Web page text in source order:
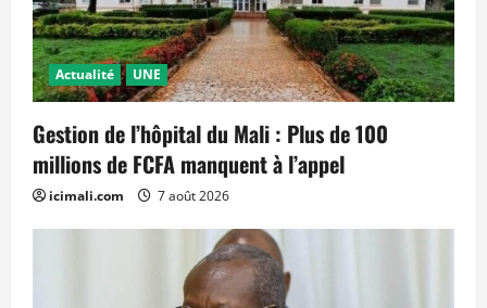
Actualité UNE
Gestion de l’hôpital du Mali : Plus de 100
millions de FCFA manquent à l’appel
icimali.com 7 août 2026